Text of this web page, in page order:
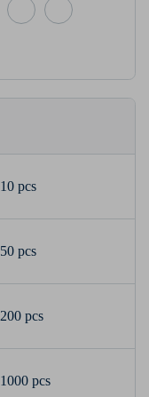
10 pcs
50 pcs
200 pcs
1000 pcs